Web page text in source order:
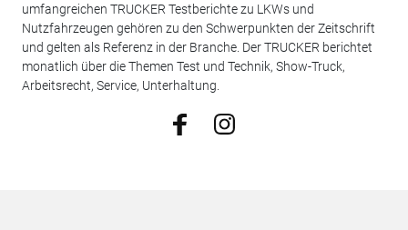
umfangreichen TRUCKER Testberichte zu LKWs und
Nutzfahrzeugen gehören zu den Schwerpunkten der Zeitschrift
und gelten als Referenz in der Branche. Der TRUCKER berichtet
monatlich über die Themen Test und Technik, Show-Truck,
Arbeitsrecht, Service, Unterhaltung.